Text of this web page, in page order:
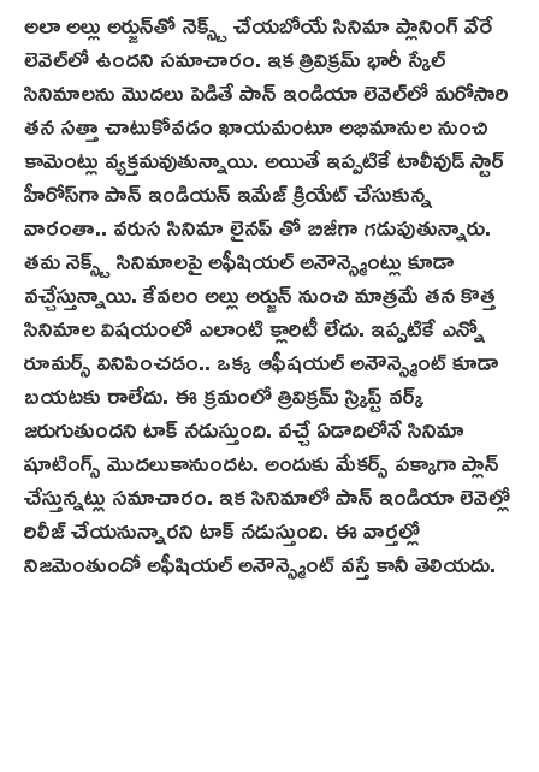
అలా అల్లు అర్జున్‌తో నెక్స్ట్ చేయబోయే సినిమా ప్లానింగ్ వేరే
లెవెల్‌లో ఉందని సమాచారం. ఇక త్రివిక్రమ్ భారీ స్కేల్
సినిమాలను మొదలు పెడితే పాన్ ఇండియా లెవెల్‌లో మరోసారి
తన సత్తా చాటుకోవడం ఖాయమంటూ అభిమానుల నుంచి
కామెంట్లు వ్యక్తమవుతున్నాయి. అయితే ఇప్పటికే టాలీవుడ్ స్టార్
హీరోస్‌గా పాన్ ఇండియ‌న్‌ ఇమేజ్ క్రియేట్ చేసుకున్న
వారంతా.. వరుస సినిమా లైనప్ తో బిజీగా గడుపుతున్నారు.
తమ నెక్స్ట్ సినిమాలపై అఫీషియల్ అనౌన్స్మెంట్లు కూడా
వచ్చేస్తున్నాయి. కేవలం అల్లు అర్జున్ నుంచి మాత్రమే తన కొత్త
సినిమాల విషయంలో ఎలాంటి క్లారిటీ లేదు. ఇప్పటికే ఎన్నో
రూమర్స్ వినిపించడం.. ఒక్క ఆఫీష‌య‌ల్‌ అనౌన్స్మెంట్ కూడా
బయటకు రాలేదు. ఈ క్రమంలో త్రివిక్రమ్ స్క్రిప్ట్ వర్క్
జరుగుతుందని టాక్ నడుస్తుంది. వచ్చే ఏడాదిలోనే సినిమా
షూటింగ్స్ మొదలుకానుందట. అందుకు మేకర్స్ పక్కాగా ప్లాన్
చేస్తున్నట్లు సమాచారం. ఇక సినిమాలో పాన్ ఇండియా లెవెల్లో
రిలీజ్ చేయనున్నారని టాక్ నడుస్తుంది. ఈ వార్తల్లో
నిజమెంతుందో అఫీషియల్ అనౌన్స్మెంట్ వస్తే కానీ తెలియదు.